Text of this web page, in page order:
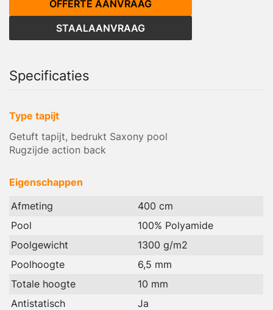
OFFERTE AANVRAAG
STAALAANVRAAG
Specificaties
Type tapijt
Getuft tapijt, bedrukt Saxony pool
Rugzijde action back
Eigenschappen
Afmeting
400 cm
Pool
100% Polyamide
Poolgewicht
1300 g/m2
Poolhoogte
6,5 mm
Totale hoogte
10 mm
Antistatisch
Ja